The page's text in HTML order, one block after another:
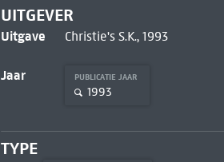
UITGEVER
Uitgave Christie's S.K., 1993
Jaar PUBLICATIE JAAR
1993
TYPE